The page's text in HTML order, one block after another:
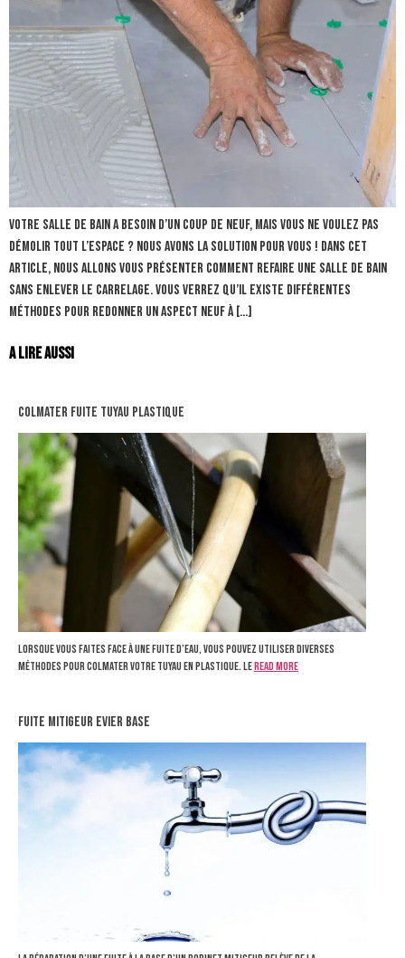
Votre salle de bain a besoin d’un coup de neuf, mais vous ne voulez pas
démolir tout l’espace ? Nous avons la solution pour vous ! Dans cet
article, nous allons vous présenter comment refaire une salle de bain
sans enlever le carrelage. Vous verrez qu’il existe différentes
méthodes pour redonner un aspect neuf à […]
A lire aussi
colmater fuite tuyau plastique
Lorsque vous faites face à une fuite d’eau, vous pouvez utiliser diverses
méthodes pour colmater votre tuyau en plastique. LeRead more
fuite mitigeur evier base